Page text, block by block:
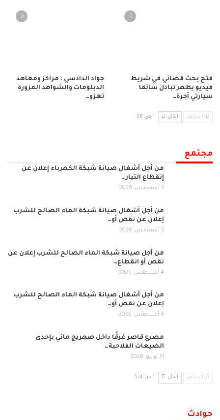
فتح بحث قضائي في شريط
فيديو يظهر تبادل سائقا
سيارتي أجرة…
جواد الدادسي : مراكز ومعاهد
الدبلومات والشواهد المزورة
تغزو…
السابق التالي 1 من 26
مجتمع
من أجل أشغال صيانة شبكة الكهرباء إعلان عن
إنقطاع التيار…
5 أغسطس, 2026
من أجل أشغال صيانة شبكة الماء الصالح للشرب
إعلان عن نقص أو…
5 أغسطس, 2026
من أجل صيانة شبكة الماء الصالح للشرب إعلان عن
نقص أو انقطاع…
4 أغسطس, 2026
من أجل أشغال صيانة شبكة الماء الصالح للشرب
إعلان عن نقص أو…
4 أغسطس, 2026
مصرع قاصر غرقًا داخل صهريج مائي بإحدى
الضيعات الفلاحية…
31 يوليو, 2026
السابق التالي 1 من 574
حوادث